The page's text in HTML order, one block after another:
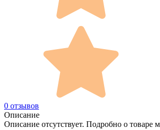
0 отзывов
Описание
Описание отсутствует. Подробно о товаре